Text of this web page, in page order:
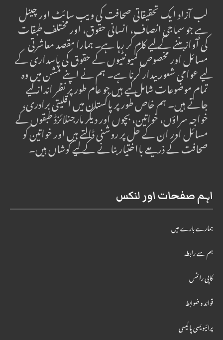
لب آزاد ایک تحقیقاتی صحافت کی ویب سائٹ اور چینل
ہے جو سماجی انصاف، انسانی حقوق، اور مختلف طبقات
کی آواز بننے کے لیے کام کر رہا ہے۔ ہمارا مقصد معاشرتی
مسائل اور مخصوص کمیونٹیوں کے حقوق کی پاسداری کے
لیے عوامی شعور بیدار کرنا ہے۔ ہم نے اپنے مشن میں وہ
تمام موضوعات شامل کیے ہیں جو عام طور پر نظر انداز کیے
جاتے ہیں۔ ہم خاص طور پر پاکستان میں اقلیتی برادری،
خواجہ سراؤں، خواتین، بچوں اور دیگر مارجنلائزڈ طبقوں کے
مسائل اور ان کے حل پر روشنی ڈالتے ہیں اور خواتین کو
صحافت کے ذریعے بااختیار بنانے کے لیے کوشاں ہیں۔
اہم صفحات اور لنکس
ہمارے بارے میں
ہم سے رابطہ
کاپی رائٹس
قوائد و ضوابط
پرائیویسی پالیسی